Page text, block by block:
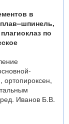
в
по
ортопироксен,
Иванов Б.В.